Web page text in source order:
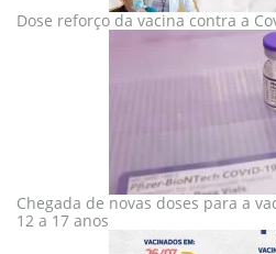
Dose reforço da vacina contra a
Chegada de novas doses para a
12 a 17 anos